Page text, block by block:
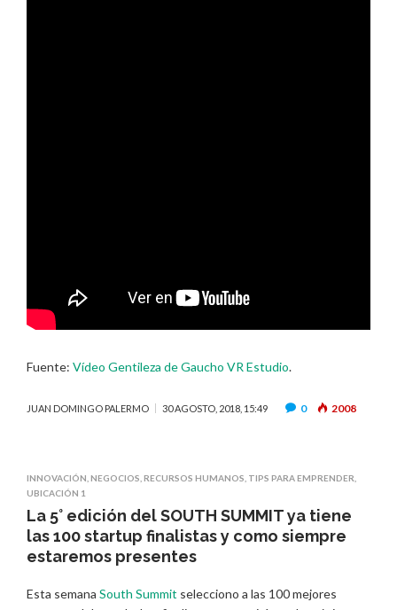
Fuente: Vídeo Gentileza de Gaucho VR Estudio.
JUAN DOMINGO PALERMO 30 AGOSTO, 2018, 15:49 0 2008
INNOVACIÓN NEGOCIOS RECURSOS HUMANOS TIPS PARA EMPRENDER
UBICACIÓN 1
La 5° edición del SOUTH SUMMIT ya tiene
las 100 startup finalistas y como siempre
estaremos presentes
Esta semana South Summit selecciono a las 100 mejores